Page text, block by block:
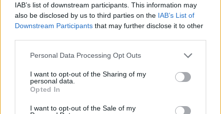
IAB’s list of downstream participants. This information may
also be disclosed by us to third parties on the IAB’s List of
Downstream Participants that may further disclose it to other
Personal Data Processing Opt Outs
I want to opt-out of the Sharing of my
personal data.
Opted In
I want to opt-out of the Sale of my
A rovat további cikkei